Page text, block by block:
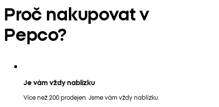
Proč nakupovat v
Pepco?
Je vám vždy nablízku
Více než 200 prodejen. Jsme vám vždy nablízku.